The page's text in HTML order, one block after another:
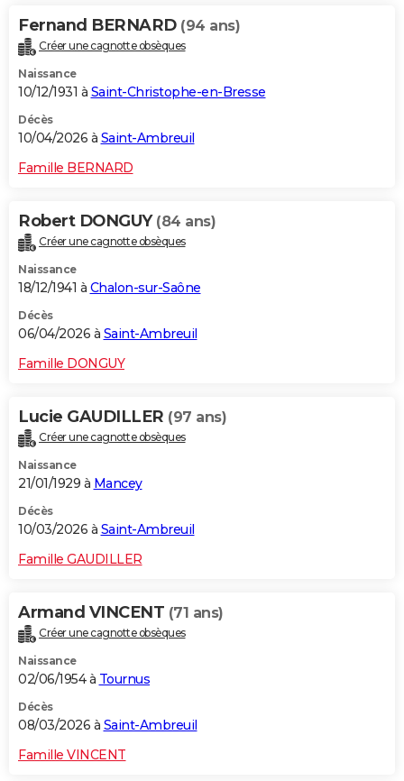
Fernand BERNARD (94 ans)
Créer une cagnotte obsèques
Naissance
10/12/1931 à Saint-Christophe-en-Bresse
Décès
10/04/2026 à Saint-Ambreuil
Famille BERNARD
Robert DONGUY (84 ans)
Créer une cagnotte obsèques
Naissance
18/12/1941 à Chalon-sur-Saône
Décès
06/04/2026 à Saint-Ambreuil
Famille DONGUY
Lucie GAUDILLER (97 ans)
Créer une cagnotte obsèques
Naissance
21/01/1929 à Mancey
Décès
10/03/2026 à Saint-Ambreuil
Famille GAUDILLER
Armand VINCENT (71 ans)
Créer une cagnotte obsèques
Naissance
02/06/1954 à Tournus
Décès
08/03/2026 à Saint-Ambreuil
Famille VINCENT